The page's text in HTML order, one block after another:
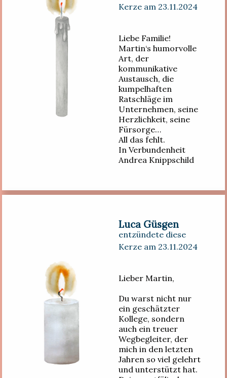
Kerze am 23.11.2024
Liebe Familie!
Martin‘s humorvolle
Art, der
kommunikative
Austausch, die
kumpelhaften
Ratschläge im
Unternehmen, seine
Herzlichkeit, seine
Fürsorge…
All das fehlt.
In Verbundenheit
Andrea Knippschild
Luca Güsgen
entzündete diese
Kerze am 23.11.2024
Lieber Martin,
Du warst nicht nur
ein geschätzter
Kollege, sondern
auch ein treuer
Wegbegleiter, der
mich in den letzten
Jahren so viel gelehrt
und unterstützt hat.